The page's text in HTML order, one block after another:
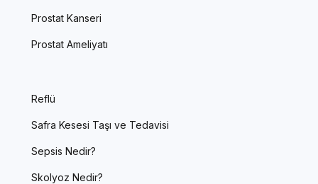
Prostat Kanseri
Prostat Ameliyatı
Reflü
Safra Kesesi Taşı ve Tedavisi
Sepsis Nedir?
Skolyoz Nedir?